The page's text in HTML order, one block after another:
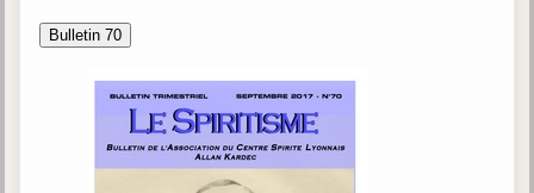
Bulletin 70